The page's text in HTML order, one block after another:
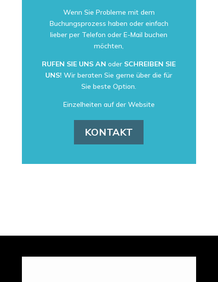
Wenn Sie Probleme mit dem
Buchungsprozess haben oder einfach
lieber per Telefon oder E-Mail buchen
möchten,
RUFEN SIE UNS AN oder SCHREIBEN SIE
UNS! Wir beraten Sie gerne über die für
Sie beste Option.
Einzelheiten auf der Website
KONTAKT